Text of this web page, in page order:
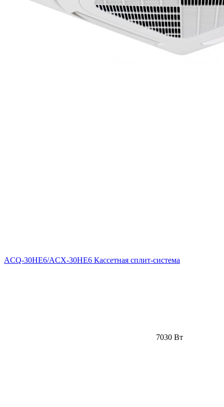
ACQ-30HE6/ACX-30HE6 Кассетная сплит-система
7030 Вт